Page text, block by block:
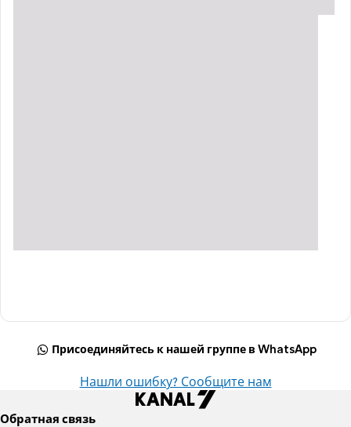
Присоединяйтесь к нашей группе в WhatsApp
Нашли ошибку? Сообщите нам
Обратная связь